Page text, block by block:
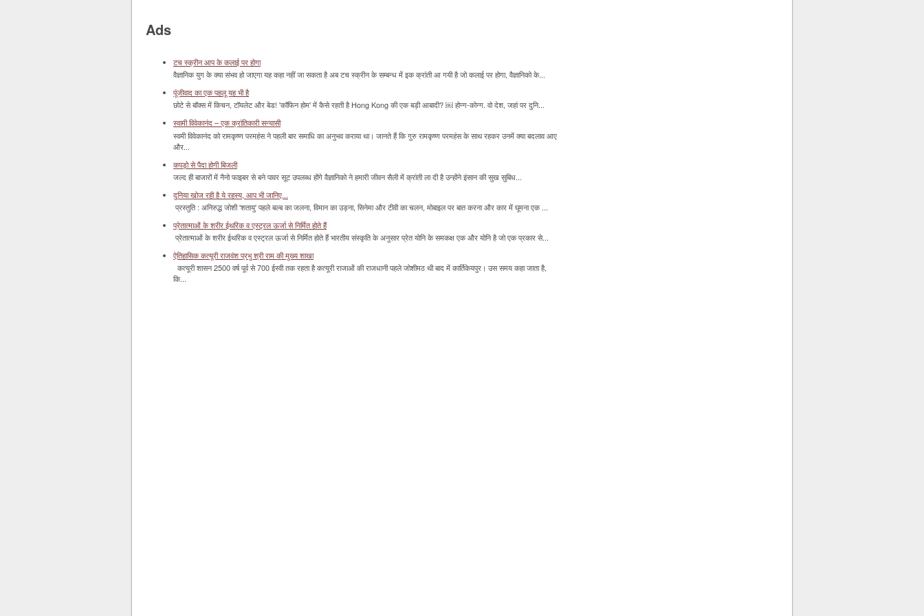
Ads
टच स्क्रीन आप के कलाई पर होगा
वैज्ञानिक युग के क्या संभव हो जाएगा यह कहा नहीं जा सकता है अब टच स्क्रीन के सम्बन्ध में इक क्रांती आ गयी है जो कलाई पर होगा, वैज्ञानिको के...
पूंजीवाद का एक पहलू यह भी है
छोटे से बॉक्‍स में किचन, टॉयलेट और बेड! 'कॉफिन होम' में कैसे रहती है Hong Kong की एक बड़ी आबादी? ￼ होन्ग-कोन्ग. वो देश, जहां पर दुनि...
स्वामी विवेकानंद – एक क्रांतिकारी सन्यासी
स्वमी विवेकानंद को रामकृष्ण परमहंस ने पहली बार समाधि का अनुभव कराया था। जानते हैं कि गुरु रामकृष्ण परमहंस के साथ रहकर उनमें क्या बदलाव आए
और...
कपड़ो से पैदा होगी बिजली
जल्द ही बाजारों में नैनो फाइबर से बने पावर सूट उपलब्ध होंगे वैज्ञानिको ने हमारी जीवन सैली में क्रांती ला दी है उन्होंने इंसान की सुख सुबिध...
दुनिया खोज रही है ये रहस्य, आप भी जानिए...
प्रस्तुति : अनिरुद्ध जोशी 'शतायु' पहले बल्ब का जलना, विमान का उड़ना, सिनेमा और टीवी का चलन, मोबाइल पर बात करना और कार में घूमना एक ...
प्रेतात्माओं के शरीर ईथरिक व एस्ट्रल ऊर्जा से निर्मित होते हैं
प्रेतात्माओं के शरीर ईथरिक व एस्ट्रल ऊर्जा से निर्मित होते हैं भारतीय संस्कृति के अनुसार प्रेत योनि के समकक्ष एक और योनि है जो एक प्रकार से...
ऐतिहासिक कत्यूरी राजवंश प्रभु श्री राम की मुख्य शाखा
कत्यूरी शासन 2500 वर्ष पूर्व से 700 ईस्वी तक रहता है कत्यूरी राजाओं की राजधानी पहले जोशीमठ थी बाद में कार्तिकेयपुर। उस समय कहा जाता है,
कि...